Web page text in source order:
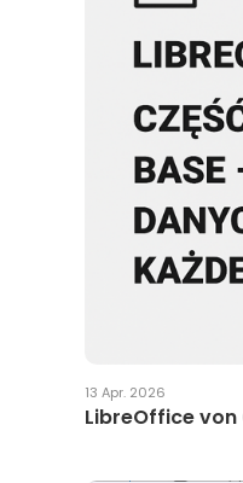
13 Apr. 2026
LibreOffice von